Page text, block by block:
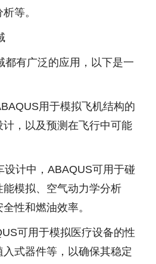
等。
都有广泛的应用，以下是一
用于模拟飞机结构的
，以及预测在飞行中可能
设计中，ABAQUS可用于碰
模拟、空气动力学分析
性和燃油效率。
可用于模拟医疗设备的性
式器件等，以确保其稳定